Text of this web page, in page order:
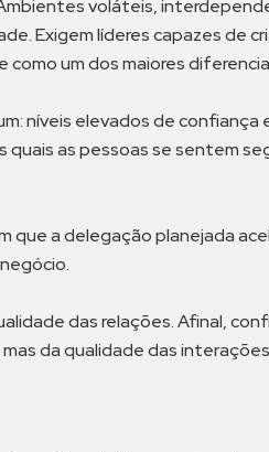
voláteis,
Exigem líderes capazes de
como um dos maiores
níveis elevados de confiança
as pessoas se sentem
a delegação planejada
das relações. Afinal,
da qualidade das